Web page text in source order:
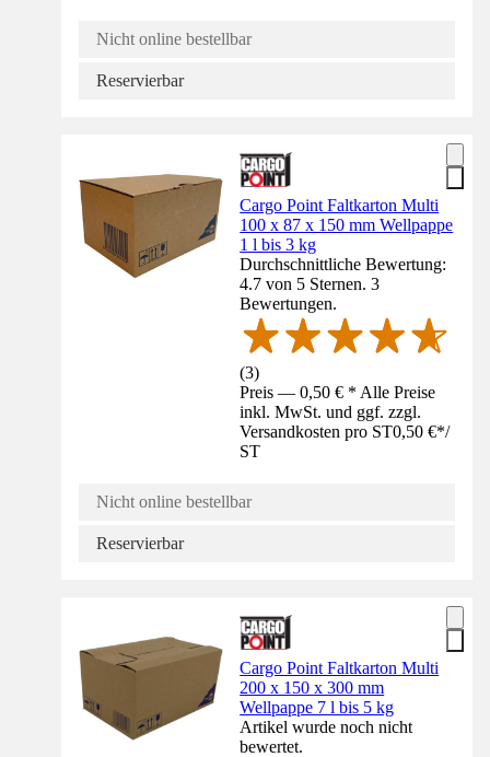
Nicht online bestellbar
Reservierbar
Cargo Point Faltkarton Multi
100 x 87 x 150 mm Wellpappe
1 l bis 3 kg
Durchschnittliche Bewertung:
4.7 von 5 Sternen. 3
Bewertungen.
(3)
Preis — 0,50 € * Alle Preise
inkl. MwSt. und ggf. zzgl.
Versandkosten pro ST0,50 €*/
ST
Nicht online bestellbar
Reservierbar
Cargo Point Faltkarton Multi
200 x 150 x 300 mm
Wellpappe 7 l bis 5 kg
Artikel wurde noch nicht
bewertet.